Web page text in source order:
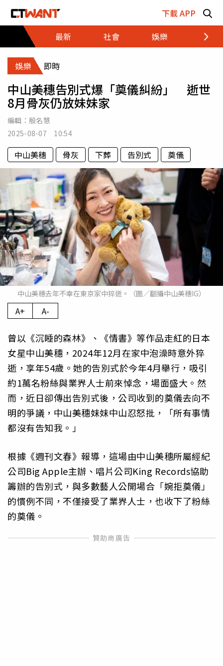
下載 APP
最新
社會 娛樂 財經
娛樂 即時
中山美穗告別式爆「奠儀糾紛」 逝世
8月骨灰仍放妹妹家
編輯： 殷名慧
2025-08-07 10:54
中山美穗 骨灰 下葬 告別式 奠儀
中山美穗去年不幸在東京家中猝逝。（圖／翻攝中山美穗IG）
A+ A-
曾以《沉睡的森林》、《情書》等作品走紅的日本
女星中山美穗，2024年12月在家中泡澡時意外猝
逝，享年54歲。她的告別式於今年4月舉行，吸引
約1萬名粉絲與業界人士前來悼念，場面盛大。然
而，近日卻傳出告別式後，公司收到的奠儀去向不
明的爭議，中山美穗妹妹中山忍怒批，「所有事情
都沒有告知我。」
根據《週刊文春》報導，這場由中山美穗所屬經紀
公司Big Apple主辦、唱片公司King Records協助
籌辦的告別式，與多數藝人公開場合「婉拒奠儀」
的慣例不同，不僅接受了業界人士，也收下了粉絲
的奠儀。